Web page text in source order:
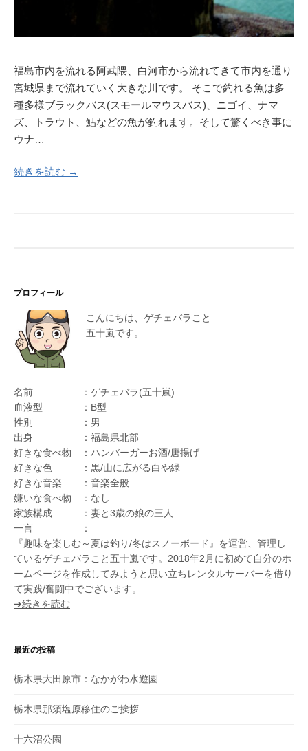
福島市内を流れる阿武隈、白河市から流れてきて市内を通り
宮城県まで流れていく大きな川です。 そこで釣れる魚は多
種多様ブラックバス(スモールマウスバス)、ニゴイ、ナマ
ズ、トラウト、鮎などの魚が釣れます。そして驚くべき事に
ウナ…
続きを読む →
プロフィール
こんにちは、ゲチェバラこと
五十嵐です。
名前 ：ゲチェバラ(五十嵐)
血液型 ：B型
性別 ：男
出身 ：福島県北部
好きな食べ物 ：ハンバーガーお酒/唐揚げ
好きな色 ：黒/山に広がる白や緑
好きな音楽 ：音楽全般
嫌いな食べ物 ：なし
家族構成 ：妻と3歳の娘の三人
一言 ：
『趣味を楽しむ～夏は釣り/冬はスノーボード』を運営、管理し
ているゲチェバラこと五十嵐です。2018年2月に初めて自分のホ
ームページを作成してみようと思い立ちレンタルサーバーを借り
て実践/奮闘中でございます。
➔続きを読む
最近の投稿
栃木県大田原市：なかがわ水遊園
栃木県那須塩原移住のご挨拶
十六沼公園